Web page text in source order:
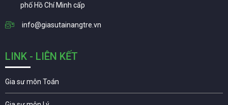
phố Hồ Chí Minh cấp
info@giasutainangtre.vn
LINK - LIÊN KẾT
Gia sư môn Toán